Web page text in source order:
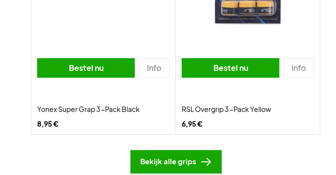
Bestel nu Info
Yonex Super Grap 3-Pack Black
8,95 €
Bestel nu Info
RSL Overgrip 3-Pack Yellow
6,95 €
Bekijk alle grips